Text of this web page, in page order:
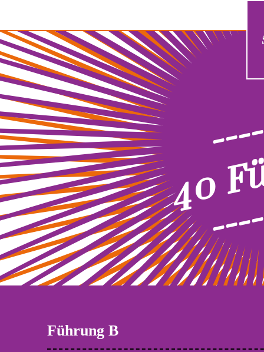
40
Führung B